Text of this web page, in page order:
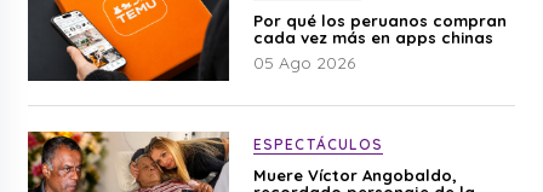
Por qué los peruanos compran
cada vez más en apps chinas
05 Ago 2026
ESPECTÁCULOS
Muere Víctor Angobaldo,